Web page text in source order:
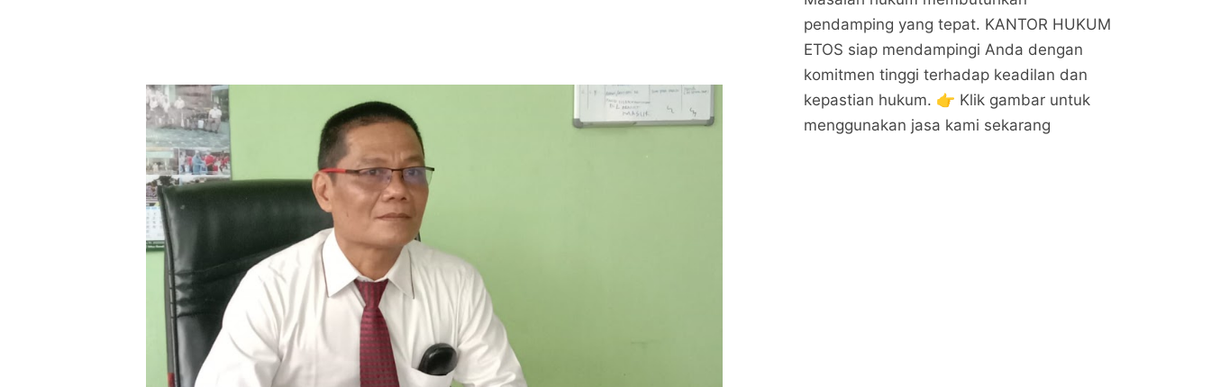
pendamping yang tepat. KANTOR HUKUM
ETOS siap mendampingi Anda dengan
komitmen tinggi terhadap keadilan dan
kepastian hukum. 👉 Klik gambar untuk
menggunakan jasa kami sekarang